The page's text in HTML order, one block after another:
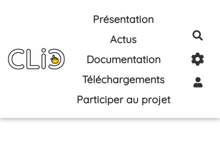
Aller au contenu principal
Présentation
Actus
Documentation
Téléchargements
Participer au projet